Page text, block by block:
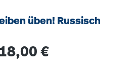
üben! Russisch
Regulärer Preis:
18,00 €